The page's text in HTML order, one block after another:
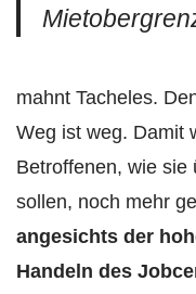
mahnt Tacheles.
Weg ist weg. Damit
Betroffenen, wie sie
sollen, noch mehr
angesichts der
Handeln des